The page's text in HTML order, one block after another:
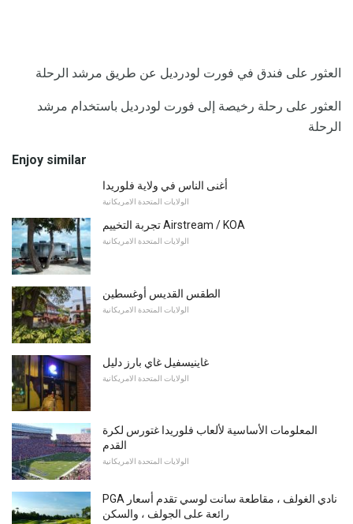
العثور على فندق في فورت لودرديل عن طريق مرشد الرحلة
العثور على رحلة رخيصة إلى فورت لودرديل باستخدام مرشد
الرحلة
Enjoy similar
أغنى الناس في ولاية فلوريدا
الولايات المتحدة الامريكانية
تجربة التخييم Airstream / KOA
الولايات المتحدة الامريكانية
الطقس القديس أوغسطين
الولايات المتحدة الامريكانية
غاينيسفيل غاي بارز دليل
الولايات المتحدة الامريكانية
المعلومات الأساسية لألعاب فلوريدا غتورس لكرة
القدم
الولايات المتحدة الامريكانية
PGA نادي الغولف ، مقاطعة سانت لوسي تقدم أسعار
رائعة على الجولف ، والسكن